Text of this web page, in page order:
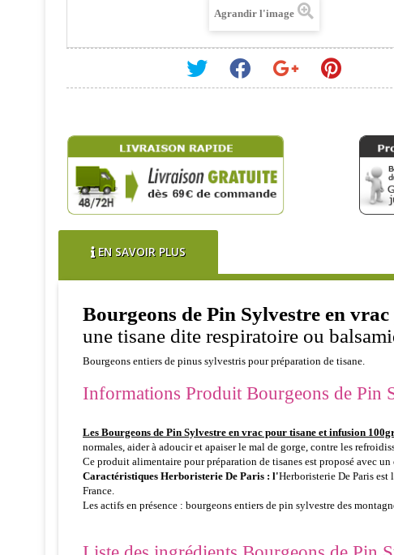
Agrandir l'image
EN SAVOIR PLUS
Bourgeons de Pin Sylvestre en
une tisane dite respiratoire ou
Bourgeons entiers de pinus sylvestris pour préparation de tisane.
Informations Produit Bourgeons de Pin
Les Bourgeons de Pin Sylvestre en vrac pour tisane et infusion
normales, aider à adoucir et apaiser le mal de gorge, contre les
Ce produit alimentaire pour préparation de tisanes est proposé avec
Caractéristiques Herboristerie De Paris : l'Herboristerie De Paris
France.
Les actifs en présence : bourgeons entiers de pin sylvestre des